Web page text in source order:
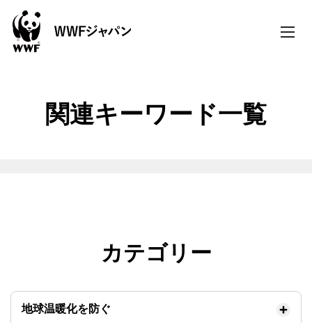
toggle
関連キーワード一覧
カテゴリー
地球温暖化を防ぐ